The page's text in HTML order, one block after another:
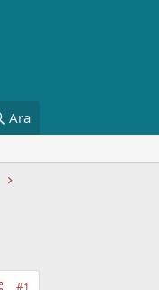
Ara
#1